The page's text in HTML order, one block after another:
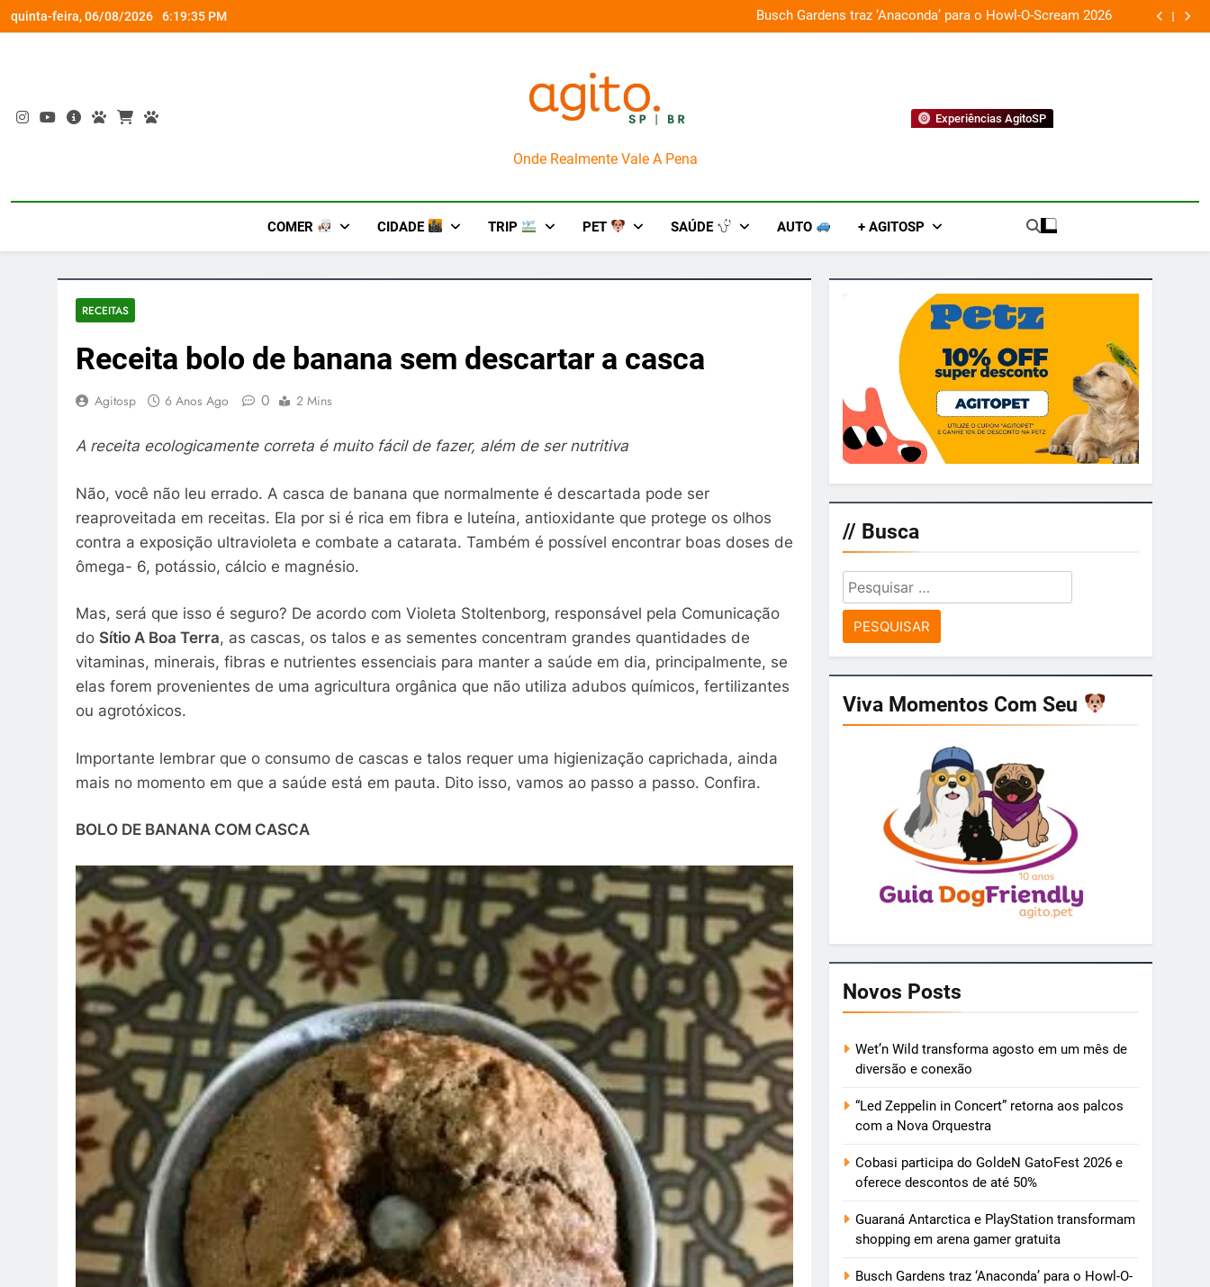
Skip
to
quinta-feira, 06/08/2026 6:19:36 PM
de até 50% Guaraná Antarctica e PlayStation transformam shopping em arena gamer gratuita Busch Gardens traz ‘Anaconda’ para o Howl-O-Scream 2026 Pai de
AgitoSP
Onde Realmente Vale A Pena
Experiências AgitoSP
COMER CIDADE TRIP PET SAÚDE AUTO + AGITOSP
RECEITAS
Receita bolo de banana sem descartar a casca
Agitosp 6 Anos Ago 0 2 Mins
A receita ecologicamente correta é muito fácil de fazer, além de ser nutritiva
Não, você não leu errado. A casca de banana que normalmente é descartada pode ser
reaproveitada em receitas. Ela por si é rica em fibra e luteína, antioxidante que protege os olhos
contra a exposição ultravioleta e combate a catarata. Também é possível encontrar boas doses de
ômega- 6, potássio, cálcio e magnésio.
Mas, será que isso é seguro? De acordo com Violeta Stoltenborg, responsável pela Comunicação
do Sítio A Boa Terra, as cascas, os talos e as sementes concentram grandes quantidades de
vitaminas, minerais, fibras e nutrientes essenciais para manter a saúde em dia, principalmente, se
elas forem provenientes de uma agricultura orgânica que não utiliza adubos químicos, fertilizantes
ou agrotóxicos.
Importante lembrar que o consumo de cascas e talos requer uma higienização caprichada, ainda
mais no momento em que a saúde está em pauta. Dito isso, vamos ao passo a passo. Confira.
BOLO DE BANANA COM CASCA
// Busca
Pesquisar
por:
Viva Momentos Com Seu
Novos Posts
Wet’n Wild transforma agosto em um mês de
diversão e conexão
“Led Zeppelin in Concert” retorna aos palcos
com a Nova Orquestra
Cobasi participa do GoldeN GatoFest 2026 e
oferece descontos de até 50%
Guaraná Antarctica e PlayStation transformam
shopping em arena gamer gratuita
Busch Gardens traz ‘Anaconda’ para o Howl-O-